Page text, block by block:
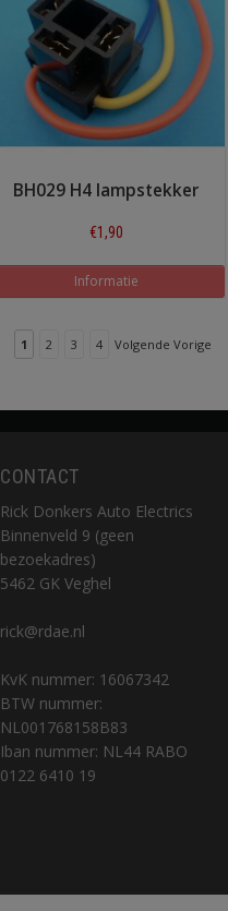
BH029 H4 lampstekker
€1,90
Informatie
1 2 3 4 Volgende Vorige
CONTACT
Rick Donkers Auto Electrics
Binnenveld 9 (geen
bezoekadres)
5462 GK Veghel
rick@rdae.nl
KvK nummer: 16067342
BTW nummer:
NL001768158B83
Iban nummer: NL44 RABO
0122 6410 19